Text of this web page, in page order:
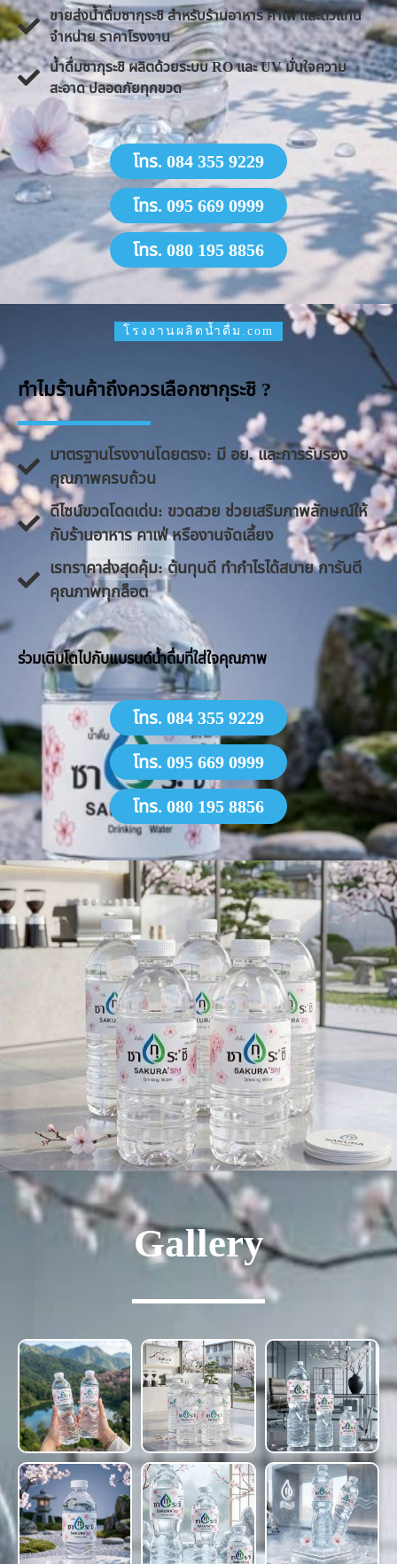
ขายส่งน้ำดื่มซากุระชิ สำหรับร้านอาหาร คาเฟ่ และตัวแทน
จำหน่าย ราคาโรงงาน
น้ำดื่มซากุระชิ ผลิตด้วยระบบ RO และ UV มั่นใจความ
สะอาด ปลอดภัยทุกขวด
โทร. 084 355 9229
โทร. 095 669 0999
โทร. 080 195 8856
โรงงานผลิตน้ำดื่ม.com
ทำไมร้านค้าถึงควรเลือกซากุระชิ ?
มาตรฐานโรงงานโดยตรง: มี อย. และการรับรอง
คุณภาพครบถ้วน
ดีไซน์ขวดโดดเด่น: ขวดสวย ช่วยเสริมภาพลักษณ์ให้
กับร้านอาหาร คาเฟ่ หรืองานจัดเลี้ยง
​เรทราคาส่งสุดคุ้ม: ต้นทุนดี ทำกำไรได้สบาย การันตี
คุณภาพทุกล็อต
​ร่วมเติบโตไปกับแบรนด์น้ำดื่มที่ใส่ใจคุณภาพ
โทร. 084 355 9229
โทร. 095 669 0999
โทร. 080 195 8856
Gallery